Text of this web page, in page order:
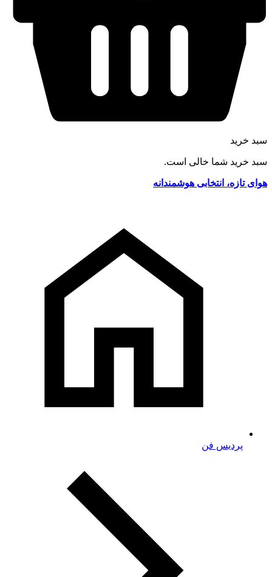
سبد خرید
سبد خرید شما خالی است.
هوای تازه، انتخابی هوشمندانه
پردیس فن